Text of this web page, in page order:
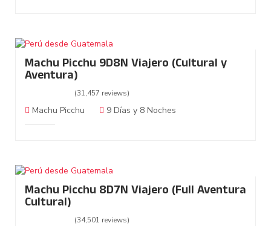
Machu Picchu 9D8N Viajero (Cultural y
Aventura)
(31,457 reviews)
Machu Picchu 9 Días y 8 Noches
Machu Picchu 8D7N Viajero (Full Aventura
Cultural)
(34,501 reviews)